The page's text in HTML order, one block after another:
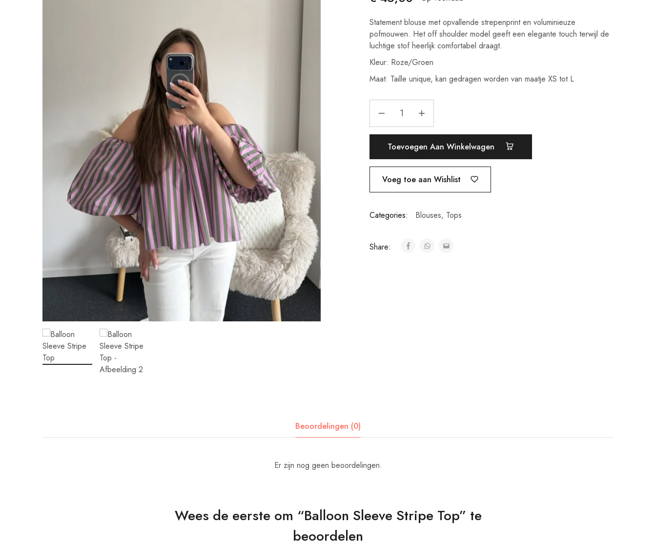
Statement blouse met opvallende strepenprint en voluminieuze
pofmouwen. Het off shoulder model geeft een elegante touch terwijl de
luchtige stof heerlijk comfortabel draagt.
Kleur: Roze/Groen
Maat: Taille unique, kan gedragen worden van maatje XS tot L
Toevoegen Aan Winkelwagen
Voeg toe aan Wishlist
Categories: Blouses, Tops
Share:
Beoordelingen (0)
Er zijn nog geen beoordelingen.
Wees de eerste om “Balloon Sleeve Stripe Top” te
beoordelen